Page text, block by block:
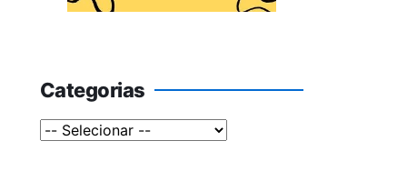
Categorias